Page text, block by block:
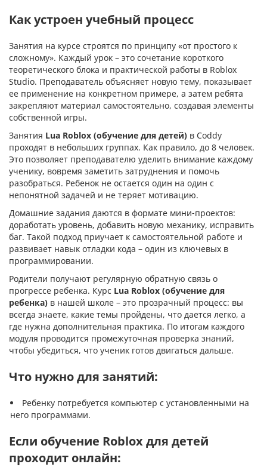
Как устроен учебный процесс
Занятия на курсе строятся по принципу «от простого к
сложному». Каждый урок – это сочетание короткого
теоретического блока и практической работы в Roblox
Studio. Преподаватель объясняет новую тему, показывает
ее применение на конкретном примере, а затем ребята
закрепляют материал самостоятельно, создавая элементы
собственной игры.
Занятия Lua Roblox (обучение для детей) в Coddy
проходят в небольших группах. Как правило, до 8 человек.
Это позволяет преподавателю уделить внимание каждому
ученику, вовремя заметить затруднения и помочь
разобраться. Ребенок не остается один на один с
непонятной задачей и не теряет мотивацию.
Домашние задания даются в формате мини-проектов:
доработать уровень, добавить новую механику, исправить
баг. Такой подход приучает к самостоятельной работе и
развивает навык отладки кода – один из ключевых в
программировании.
Родители получают регулярную обратную связь о
прогрессе ребенка. Курс Lua Roblox (обучение для
ребенка) в нашей школе – это прозрачный процесс: вы
всегда знаете, какие темы пройдены, что дается легко, а
где нужна дополнительная практика. По итогам каждого
модуля проводится промежуточная проверка знаний,
чтобы убедиться, что ученик готов двигаться дальше.
Что нужно для занятий:
Ребенку потребуется компьютер с установленными на
него программами.
Если обучение Roblox для детей
проходит онлайн: